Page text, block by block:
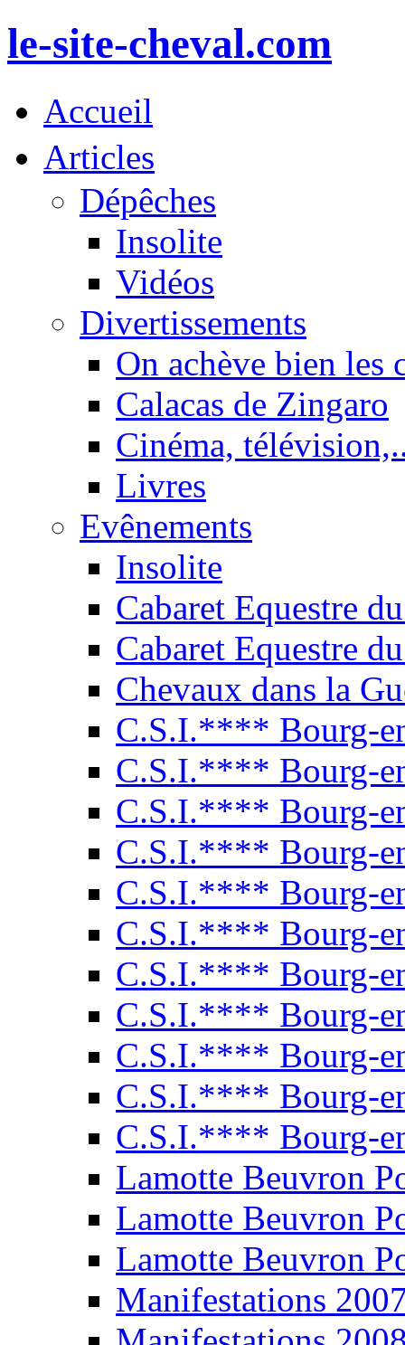
le-site-cheval.com
Accueil
Articles
Dépêches
Insolite
Vidéos
Divertissements
On achève bien les
Calacas de Zingaro
Cinéma,
Livres
Evênements
Insolite
Cabaret Equestre
Cabaret Equestre
Chevaux dans la
C.S.I.**** Bourg-
C.S.I.**** Bourg-
C.S.I.**** Bourg-
C.S.I.**** Bourg-
C.S.I.**** Bourg-
C.S.I.**** Bourg-
C.S.I.**** Bourg-
C.S.I.**** Bourg-
C.S.I.**** Bourg-
C.S.I.**** Bourg-
C.S.I.**** Bourg-
Lamotte Beuvron
Lamotte Beuvron
Lamotte Beuvron
Manifestations